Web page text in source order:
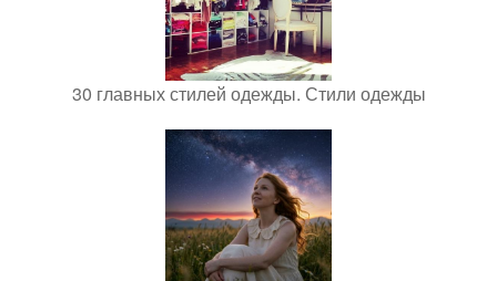
30 главных стилей одежды. Стили одежды